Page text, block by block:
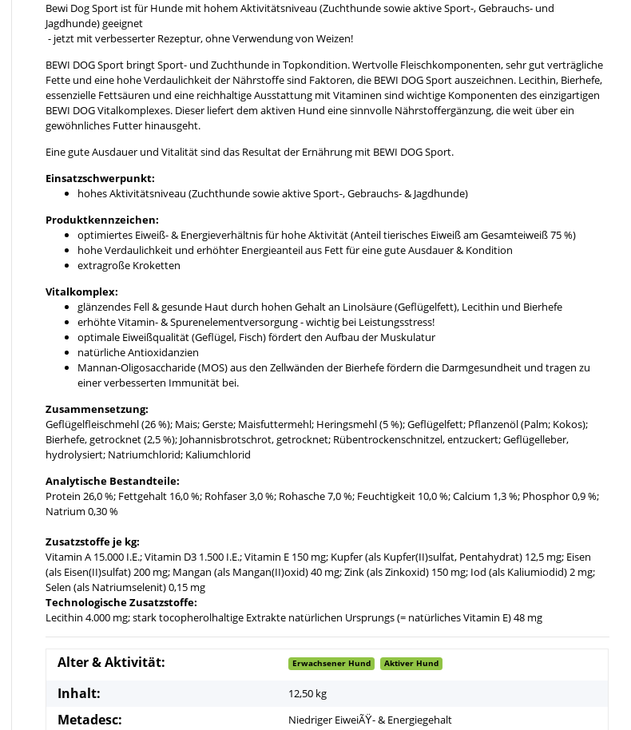
Bewi Dog Sport ist für Hunde mit hohem Aktivitätsniveau (Zuchthunde sowie aktive Sport-, Gebrauchs- und
Jagdhunde) geeignet
- jetzt mit verbesserter Rezeptur, ohne Verwendung von Weizen!
BEWI DOG Sport bringt Sport- und Zuchthunde in Topkondition. Wertvolle Fleischkomponenten, sehr gut verträgliche
Fette und eine hohe Verdaulichkeit der Nährstoffe sind Faktoren, die BEWI DOG Sport auszeichnen. Lecithin, Bierhefe,
essenzielle Fettsäuren und eine reichhaltige Ausstattung mit Vitaminen sind wichtige Komponenten des einzigartigen
BEWI DOG Vitalkomplexes. Dieser liefert dem aktiven Hund eine sinnvolle Nährstoffergänzung, die weit über ein
gewöhnliches Futter hinausgeht.
Eine gute Ausdauer und Vitalität sind das Resultat der Ernährung mit BEWI DOG Sport.
Einsatzschwerpunkt:
hohes Aktivitätsniveau (Zuchthunde sowie aktive Sport-, Gebrauchs- & Jagdhunde)
Produktkennzeichen:
optimiertes Eiweiß- & Energieverhältnis für hohe Aktivität (Anteil tierisches Eiweiß am Gesamteiweiß 75 %)
hohe Verdaulichkeit und erhöhter Energieanteil aus Fett für eine gute Ausdauer & Kondition
extragroße Kroketten
Vitalkomplex:
glänzendes Fell & gesunde Haut durch hohen Gehalt an Linolsäure (Geflügelfett), Lecithin und Bierhefe
erhöhte Vitamin- & Spurenelementversorgung - wichtig bei Leistungsstress!
optimale Eiweißqualität (Geflügel, Fisch) fördert den Aufbau der Muskulatur
natürliche Antioxidanzien
Mannan-Oligosaccharide (MOS) aus den Zellwänden der Bierhefe fördern die Darmgesundheit und tragen zu
einer verbesserten Immunität bei.
Zusammensetzung:
Geflügelfleischmehl (26 %); Mais; Gerste; Maisfuttermehl; Heringsmehl (5 %); Geflügelfett; Pflanzenöl (Palm; Kokos);
Bierhefe, getrocknet (2,5 %); Johannisbrotschrot, getrocknet; Rübentrockenschnitzel, entzuckert; Geflügelleber,
hydrolysiert; Natriumchlorid; Kaliumchlorid
Analytische Bestandteile:
Protein 26,0 %; Fettgehalt 16,0 %; Rohfaser 3,0 %; Rohasche 7,0 %; Feuchtigkeit 10,0 %; Calcium 1,3 %; Phosphor 0,9 %;
Natrium 0,30 %
Zusatzstoffe je kg:
Vitamin A 15.000 I.E.; Vitamin D3 1.500 I.E.; Vitamin E 150 mg; Kupfer (als Kupfer(II)sulfat, Pentahydrat) 12,5 mg; Eisen
(als Eisen(II)sulfat) 200 mg; Mangan (als Mangan(II)oxid) 40 mg; Zink (als Zinkoxid) 150 mg; Iod (als Kaliumiodid) 2 mg;
Selen (als Natriumselenit) 0,15 mg
Technologische Zusatzstoffe:
Lecithin 4.000 mg; stark tocopherolhaltige Extrakte natürlichen Ursprungs (= natürliches Vitamin E) 48 mg
Alter & Aktivität: Erwachsener Hund Aktiver Hund
Inhalt: 12,50 kg
Metadesc: Niedriger EiweiÃŸ- & Energiegehalt